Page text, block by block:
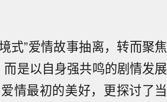
式”爱情故事抽离，转而聚焦
是以自身强共鸣的剧情发展
情最初的美好，更探讨了当